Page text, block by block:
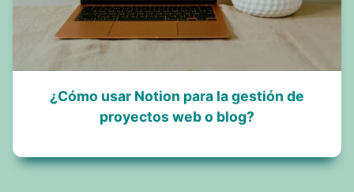
¿Cómo usar Notion para la gestión de
proyectos web o blog?